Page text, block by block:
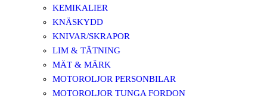
KEMIKALIER
KNÄSKYDD
KNIVAR/SKRAPOR
LIM & TÄTNING
MÄT & MÄRK
MOTOROLJOR PERSONBILAR
MOTOROLJOR TUNGA FORDON